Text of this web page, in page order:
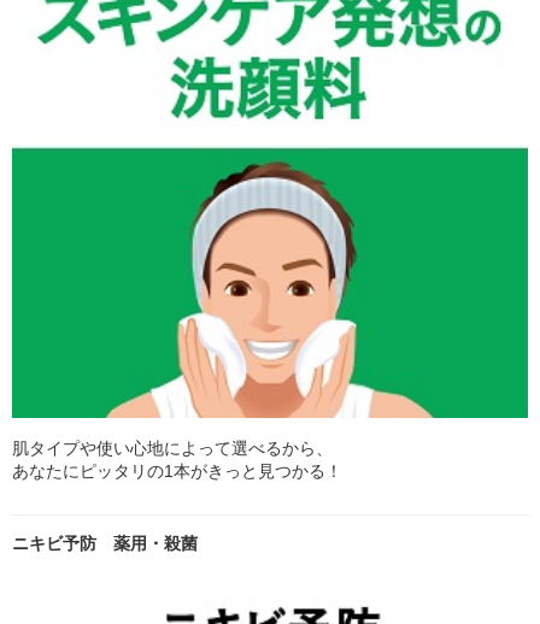
肌タイプや使い心地によって選べるから、
あなたにピッタリの1本がきっと見つかる！
ニキビ予防 薬用・殺菌